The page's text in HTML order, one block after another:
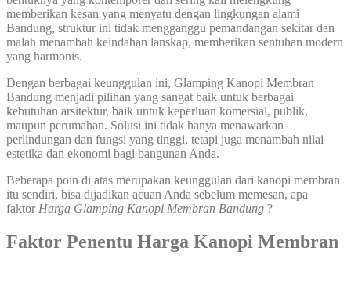
memberikan kesan yang menyatu dengan lingkungan alami
Bandung, struktur ini tidak mengganggu pemandangan sekitar dan
malah menambah keindahan lanskap, memberikan sentuhan modern
yang harmonis.
Dengan berbagai keunggulan ini, Glamping Kanopi Membran
Bandung menjadi pilihan yang sangat baik untuk berbagai
kebutuhan arsitektur, baik untuk keperluan komersial, publik,
maupun perumahan. Solusi ini tidak hanya menawarkan
perlindungan dan fungsi yang tinggi, tetapi juga menambah nilai
estetika dan ekonomi bagi bangunan Anda.
Beberapa poin di atas merupakan keunggulan dari kanopi membran
itu sendiri, bisa dijadikan acuan Anda sebelum memesan, apa
faktor Harga Glamping Kanopi Membran Bandung ?
Faktor Penentu Harga Kanopi Membran